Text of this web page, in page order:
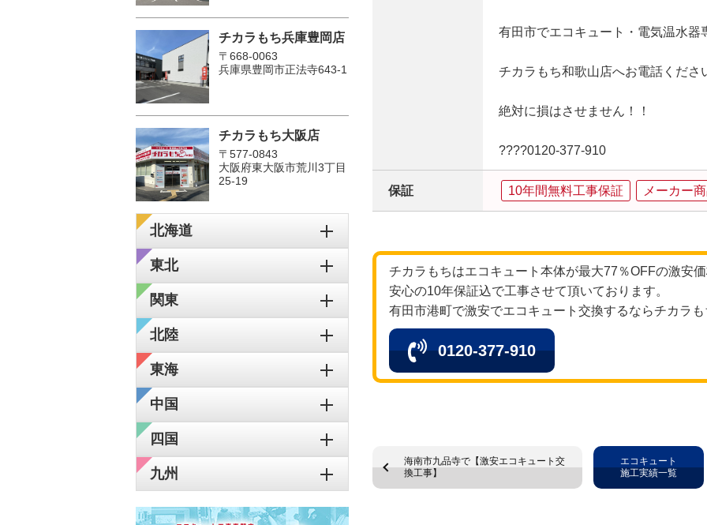
有田市でエコキュート・電気温水器
チカラもち和歌山店へお電話くださ
絶対に損はさせません！！
????0120‐377‐910
保証 10年間無料工事保証 メーカー
チカラもちはエコキュート本体が最大77％OFFの激安価
安心の10年保証込で工事させて頂いております。
有田市港町で激安でエコキュート交換するならチカラも
0120-377-910
海南市九品寺で【激安エコキュート交
換工事】
エコキュート
施工実績一覧
チカラもち兵庫豊岡店
〒668-0063
兵庫県豊岡市正法寺643-1
チカラもち大阪店
〒577-0843
大阪府東大阪市荒川3丁目
25-19
北海道
東北
関東
北陸
東海
中国
四国
九州